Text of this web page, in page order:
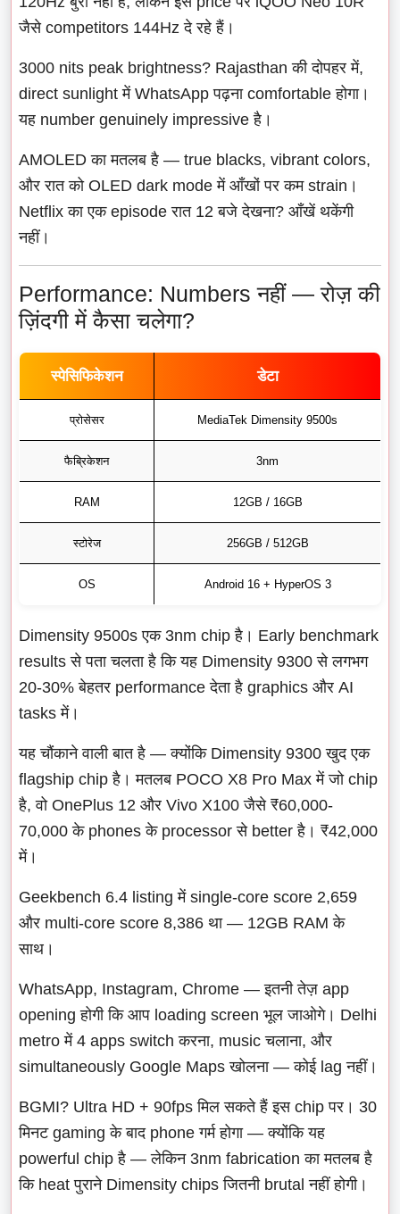
जैसे competitors 144Hz दे रहे हैं।
3000 nits peak brightness? Rajasthan की दोपहर में,
direct sunlight में WhatsApp पढ़ना comfortable होगा।
यह number genuinely impressive है।
AMOLED का मतलब है — true blacks, vibrant colors,
और रात को OLED dark mode में आँखों पर कम strain।
Netflix का एक episode रात 12 बजे देखना? आँखें थकेंगी
नहीं।
Performance: Numbers नहीं — रोज़ की
ज़िंदगी में कैसा चलेगा?
स्पेसिफिकेशन डेटा
प्रोसेसर MediaTek Dimensity 9500s
फैब्रिकेशन 3nm
RAM 12GB / 16GB
स्टोरेज 256GB / 512GB
OS Android 16 + HyperOS 3
Dimensity 9500s एक 3nm chip है। Early benchmark
results से पता चलता है कि यह Dimensity 9300 से लगभग
20-30% बेहतर performance देता है graphics और AI
tasks में।
यह चौंकाने वाली बात है — क्योंकि Dimensity 9300 खुद एक
flagship chip है। मतलब POCO X8 Pro Max में जो chip
है, वो OnePlus 12 और Vivo X100 जैसे ₹60,000-
70,000 के phones के processor से better है। ₹42,000
में।
Geekbench 6.4 listing में single-core score 2,659
और multi-core score 8,386 था — 12GB RAM के
साथ।
WhatsApp, Instagram, Chrome — इतनी तेज़ app
opening होगी कि आप loading screen भूल जाओगे। Delhi
metro में 4 apps switch करना, music चलाना, और
simultaneously Google Maps खोलना — कोई lag नहीं।
BGMI? Ultra HD + 90fps मिल सकते हैं इस chip पर। 30
मिनट gaming के बाद phone गर्म होगा — क्योंकि यह
powerful chip है — लेकिन 3nm fabrication का मतलब है
कि heat पुराने Dimensity chips जितनी brutal नहीं होगी।